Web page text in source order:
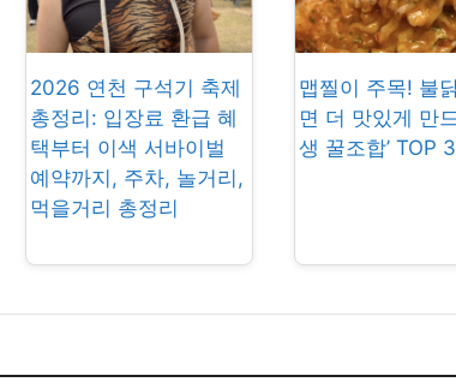
2026 연천 구석기 축제
총정리: 입장료 환급 혜
택부터 이색 서바이벌
예약까지, 주차, 놀거리,
먹을거리 총정리
맵찔이 주목! 불
면 더 맛있게 만
생 꿀조합’ TOP 3